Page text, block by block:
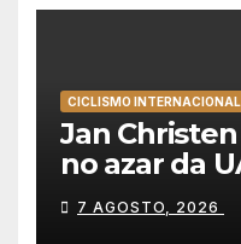
CICLISMO INTERNACIONAL
Jan
no azar da
Emirates e
Polónia
7 AGOSTO, 2026